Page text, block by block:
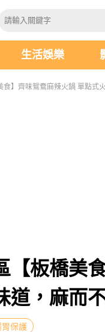
生活娛樂
食】齊味鴛鴦麻辣火鍋 單點式
【板橋美
道，麻而
胃保護